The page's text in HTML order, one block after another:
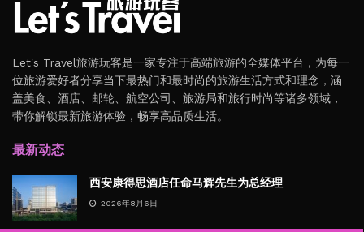
Let's Travel旅游玩客是一家专注于高端旅游的全媒体平台，为每一
位旅游爱好者分享当下最热门和最时尚的旅游生活方式和理念，涵
盖美食、酒店、邮轮、航空公司、旅游局和旅行时尚等诸多领域，
带你解锁最新旅游体验，畅享高品质生活。
最新动态
西安康得思酒店任命马辉先生为总经理
2026年8月6日